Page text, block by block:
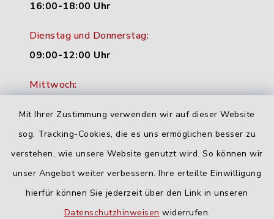
Mit Ihrer Zustimmung verwenden wir auf dieser Website
sog. Tracking-Cookies, die es uns ermöglichen besser zu
verstehen, wie unsere Website genutzt wird. So können wir
unser Angebot weiter verbessern. Ihre erteilte Einwilligung
hierfür können Sie jederzeit über den Link in unseren
Datenschutzhinweisen widerrufen.
16:00-18:00 Uhr
Dienstag und Donnerstag:
09:00-12:00 Uhr
Mittwoch:
Freitag:
geschlossen
Quicklinks